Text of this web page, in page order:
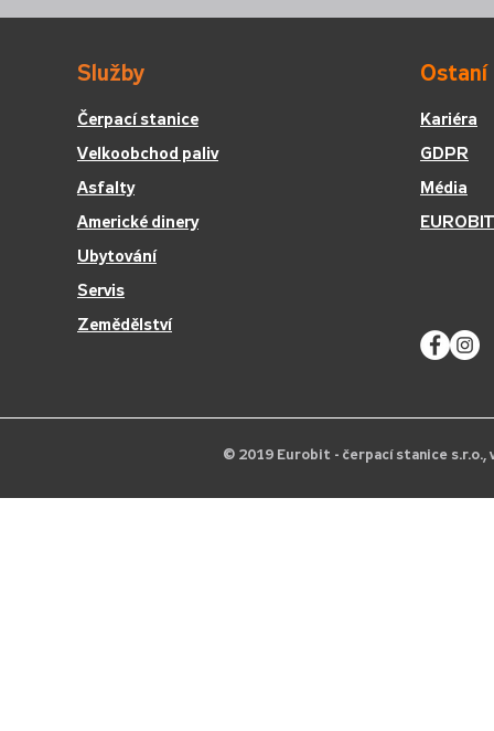
Služby
Čerpací stanice
Velkoobchod paliv
Asfalty
Americké dinery
Ubytování
Servis
Zemědělství
Ostaní
Kariéra
GDPR
Média
© 2019 Eurobit - čerpací stanice s.r.o.,